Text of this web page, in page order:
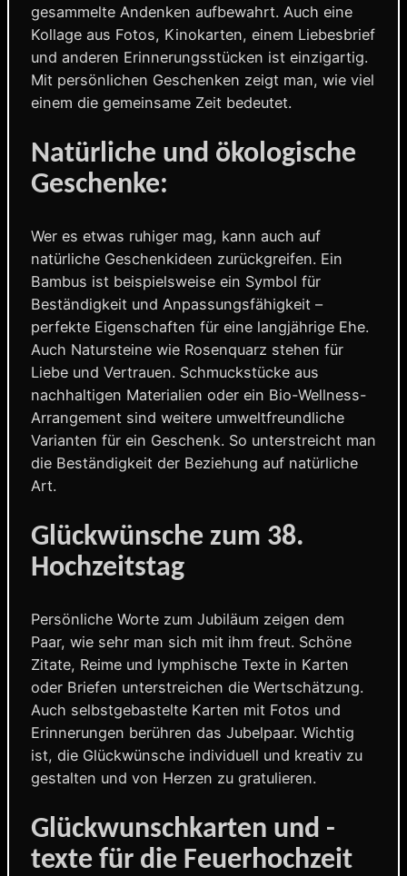
gesammelte Andenken aufbewahrt. Auch eine
Kollage aus Fotos, Kinokarten, einem Liebesbrief
und anderen Erinnerungsstücken ist einzigartig.
Mit persönlichen Geschenken zeigt man, wie viel
einem die gemeinsame Zeit bedeutet.
Natürliche und ökologische
Geschenke:
Wer es etwas ruhiger mag, kann auch auf
natürliche Geschenkideen zurückgreifen. Ein
Bambus ist beispielsweise ein Symbol für
Beständigkeit und Anpassungsfähigkeit –
perfekte Eigenschaften für eine langjährige Ehe.
Auch Natursteine wie Rosenquarz stehen für
Liebe und Vertrauen. Schmuckstücke aus
nachhaltigen Materialien oder ein Bio-Wellness-
Arrangement sind weitere umweltfreundliche
Varianten für ein Geschenk. So unterstreicht man
die Beständigkeit der Beziehung auf natürliche
Art.
Glückwünsche zum 38.
Hochzeitstag
Persönliche Worte zum Jubiläum zeigen dem
Paar, wie sehr man sich mit ihm freut. Schöne
Zitate, Reime und lymphische Texte in Karten
oder Briefen unterstreichen die Wertschätzung.
Auch selbstgebastelte Karten mit Fotos und
Erinnerungen berühren das Jubelpaar. Wichtig
ist, die Glückwünsche individuell und kreativ zu
gestalten und von Herzen zu gratulieren.
Glückwunschkarten und -
texte für die Feuerhochzeit